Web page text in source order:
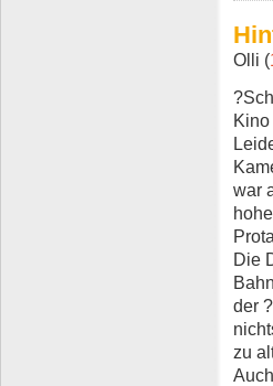
Olli (
war
Die
der
zu